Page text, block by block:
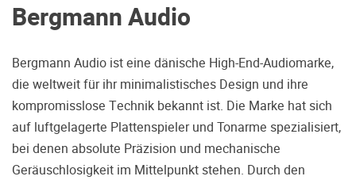
Qual der Wahl?
Warum kommen Sie nicht vorbei und
hören erstmal Probe? Dadurch stellen
Sie sicher, dass Sie die richtige Wahl
Bergmann Audio
Bergmann Audio ist eine dänische High-End-Audiomarke,
die weltweit für ihr minimalistisches Design und ihre
kompromisslose Technik bekannt ist. Die Marke hat sich
auf luftgelagerte Plattenspieler und Tonarme spezialisiert,
bei denen absolute Präzision und mechanische
Geräuschlosigkeit im Mittelpunkt stehen. Durch den